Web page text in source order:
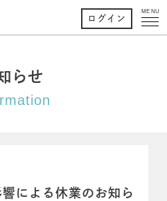
MENU
ログイン
らせ
響による休業のお知ら